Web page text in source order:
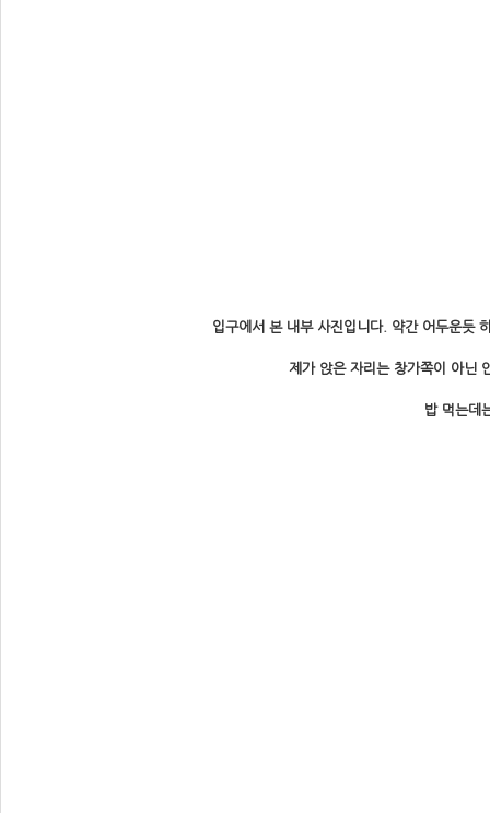
입구에서 본 내부 사진입니다. 약간 어두운듯
제가 앉은 자리는 창가쪽이 아닌
밥 먹는데